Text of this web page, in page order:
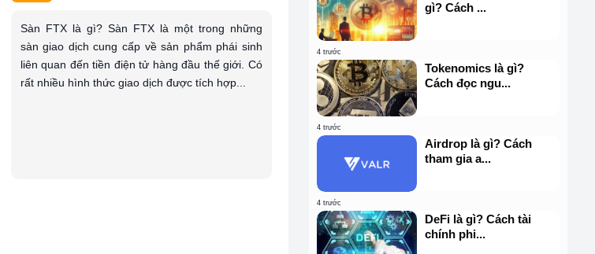
Sàn FTX là gì? Sàn FTX là một trong những
sàn giao dịch cung cấp về sản phẩm phái sinh
liên quan đến tiền điện tử hàng đầu thế giới. Có
rất nhiều hình thức giao dịch được tích hợp...
gì? Cách ...
4 trước
Tokenomics là gì?
Cách đọc ngu...
4 trước
Airdrop là gì? Cách
tham gia a...
4 trước
DeFi là gì? Cách tài
chính phi...